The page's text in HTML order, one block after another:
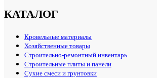
КАТАЛОГ
Кровельные материалы
Хозяйственные товары
Строительно-ремонтный инвентарь
Строительные плиты и панели
Сухие смеси и грунтовки